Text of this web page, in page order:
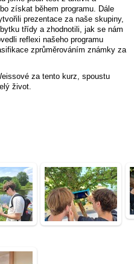
získat během programu. Dále
prezentace za naše skupiny,
třídy a zhodnotili, jak se nám
reflexi našeho programu
zprůměrováním známky za
za tento kurz, spoustu
život.